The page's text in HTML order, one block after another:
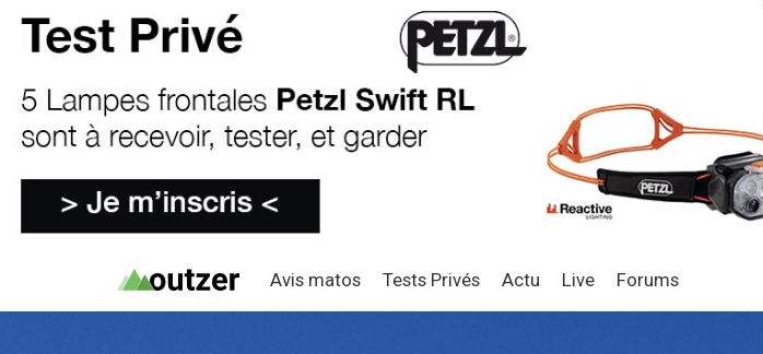
Avis matos Tests Privés Actu Live Forums